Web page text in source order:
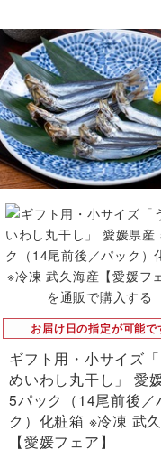
お届け日の指定が可能で
ギフト用・小サイズ
めいわし丸干し」 愛
5パック（14尾前後／
ク）化粧箱 ※冷凍 武
【愛媛フェア】